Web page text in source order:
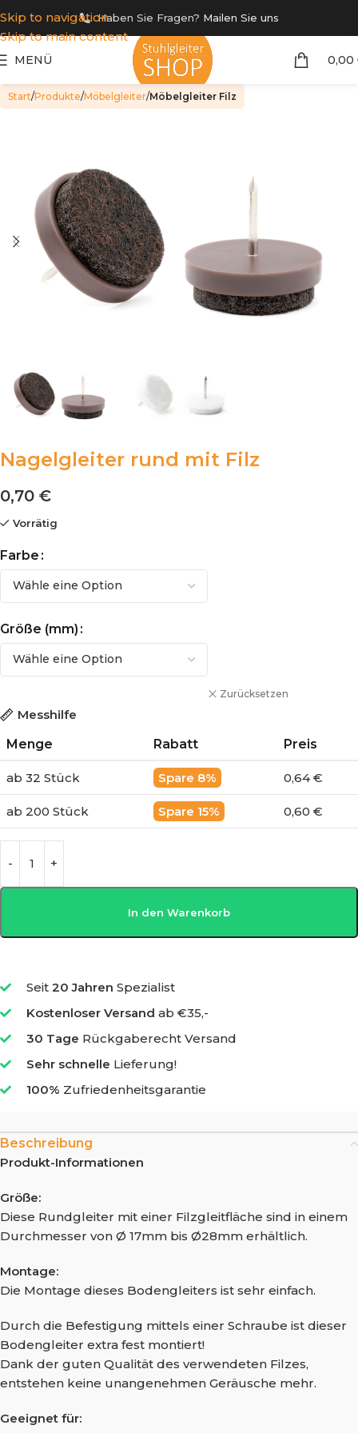
Skip to navigation
Skip to main content
Haben Sie Fragen? Mailen Sie uns
MENÜ 0,00
Start Produkte Möbelgleiter Möbelgleiter Filz
Nagelgleiter rund mit Filz
0,70 €
Vorrätig
Farbe
Größe (mm)
Zurücksetzen
Messhilfe
Menge
Rabatt Preis
ab 32 Stück 8% 0,64 €
ab 200 Stück 15% 0,60 €
In den Warenkorb
Seit 20 Jahren Spezialist
Kostenloser Versand ab €35,-
30 Tage Rückgaberecht Versand
Sehr schnelle Lieferung!
100% Zufriedenheitsgarantie
Beschreibung
Produkt-Informationen
Größe:
Diese Rundgleiter mit einer Filzgleitfläche sind in einem
Durchmesser von Ø 17mm bis Ø28mm erhältlich.
Montage:
Die Montage dieses Bodengleiters ist sehr einfach.
Durch die Befestigung mittels einer Schraube ist dieser
Bodengleiter extra fest montiert!
Dank der guten Qualität des verwendeten Filzes,
entstehen keine unangenehmen Geräusche mehr.
Geeignet für: